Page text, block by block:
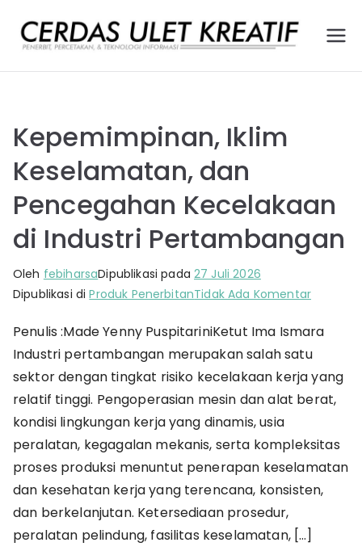
konten
Ce
t
Kr
tif
Pener
ogi
masi
Kepemimpinan, Iklim
Keselamatan, dan
Pencegahan Kecelakaan
di Industri Pertambangan
Oleh febiharsaDipublikasi pada 27 Juli 2026
Dipublikasi diProduk PenerbitanTidak Ada Komentarpada
Iklim
dan
Penulis :Made Yenny PuspitariniKetut Ima Ismara
Industri pertambangan merupakan salah satu
sektor dengan tingkat risiko kecelakaan kerja yang
relatif tinggi. Pengoperasian mesin dan alat berat,
kondisi lingkungan kerja yang dinamis, usia
peralatan, kegagalan mekanis, serta kompleksitas
proses produksi menuntut penerapan keselamatan
dan kesehatan kerja yang terencana, konsisten,
dan berkelanjutan. Ketersediaan prosedur,
peralatan pelindung, fasilitas keselamatan, […]